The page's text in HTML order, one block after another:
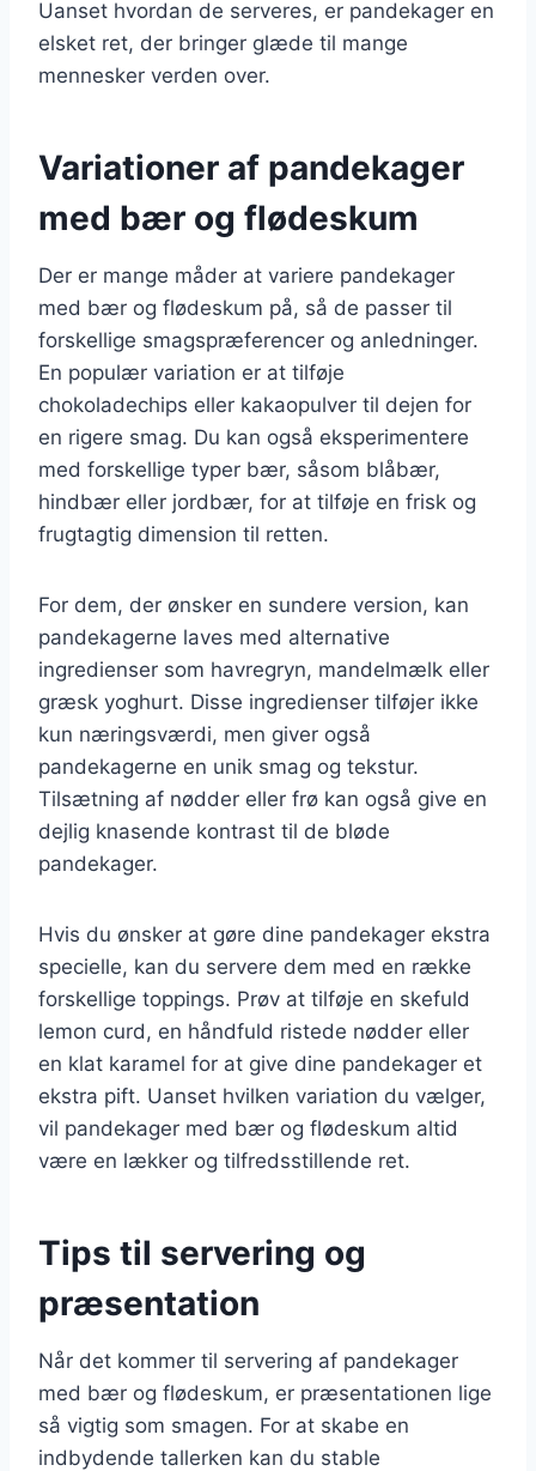
Uanset hvordan de serveres, er pandekager en
elsket ret, der bringer glæde til mange
mennesker verden over.
Variationer af pandekager
med bær og flødeskum
Der er mange måder at variere pandekager
med bær og flødeskum på, så de passer til
forskellige smagspræferencer og anledninger.
En populær variation er at tilføje
chokoladechips eller kakaopulver til dejen for
en rigere smag. Du kan også eksperimentere
med forskellige typer bær, såsom blåbær,
hindbær eller jordbær, for at tilføje en frisk og
frugtagtig dimension til retten.
For dem, der ønsker en sundere version, kan
pandekagerne laves med alternative
ingredienser som havregryn, mandelmælk eller
græsk yoghurt. Disse ingredienser tilføjer ikke
kun næringsværdi, men giver også
pandekagerne en unik smag og tekstur.
Tilsætning af nødder eller frø kan også give en
dejlig knasende kontrast til de bløde
pandekager.
Hvis du ønsker at gøre dine pandekager ekstra
specielle, kan du servere dem med en række
forskellige toppings. Prøv at tilføje en skefuld
lemon curd, en håndfuld ristede nødder eller
en klat karamel for at give dine pandekager et
ekstra pift. Uanset hvilken variation du vælger,
vil pandekager med bær og flødeskum altid
være en lækker og tilfredsstillende ret.
Tips til servering og
præsentation
Når det kommer til servering af pandekager
med bær og flødeskum, er præsentationen lige
så vigtig som smagen. For at skabe en
indbydende tallerken kan du stable